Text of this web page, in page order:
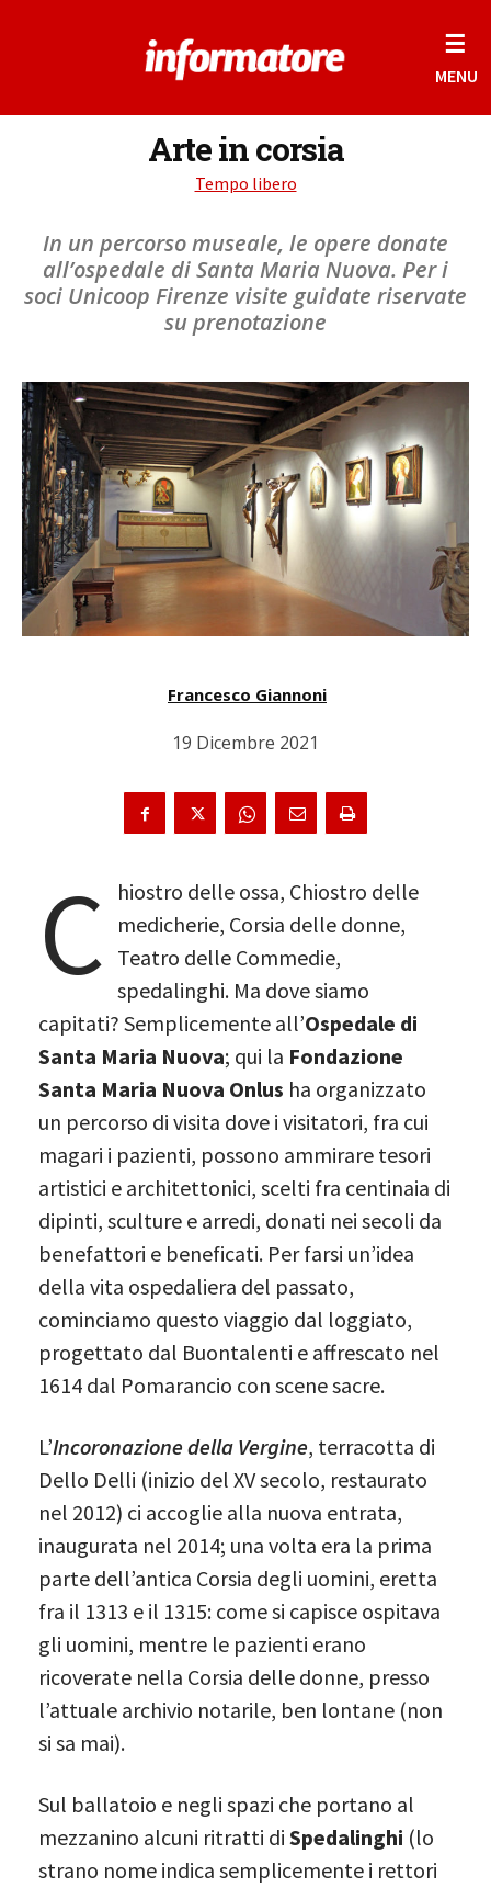
☰
MENU
Arte in corsia
Tempo libero
In un percorso museale, le opere donate
all’ospedale di Santa Maria Nuova. Per i
soci Unicoop Firenze visite guidate riservate
su prenotazione
Francesco Giannoni
19 Dicembre 2021
C
hiostro delle ossa, Chiostro delle
medicherie, Corsia delle donne,
Teatro delle Commedie,
spedalinghi. Ma dove siamo
capitati? Semplicemente all’Ospedale di
Santa Maria Nuova; qui la Fondazione
Santa Maria Nuova Onlus ha organizzato
un percorso di visita dove i visitatori, fra cui
magari i pazienti, possono ammirare tesori
artistici e architettonici, scelti fra centinaia di
dipinti, sculture e arredi, donati nei secoli da
benefattori e beneficati. Per farsi un’idea
della vita ospedaliera del passato,
cominciamo questo viaggio dal loggiato,
progettato dal Buontalenti e affrescato nel
1614 dal Pomarancio con scene sacre.
L’Incoronazione della Vergine, terracotta di
Dello Delli (inizio del XV secolo, restaurato
nel 2012) ci accoglie alla nuova entrata,
inaugurata nel 2014; una volta era la prima
parte dell’antica Corsia degli uomini, eretta
fra il 1313 e il 1315: come si capisce ospitava
gli uomini, mentre le pazienti erano
ricoverate nella Corsia delle donne, presso
l’attuale archivio notarile, ben lontane (non
si sa mai).
Sul ballatoio e negli spazi che portano al
mezzanino alcuni ritratti di Spedalinghi (lo
strano nome indica semplicemente i rettori